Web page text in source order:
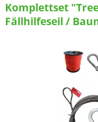
Komplettset
Fällhilfeseil /